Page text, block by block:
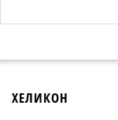
ХЕЛИКОН